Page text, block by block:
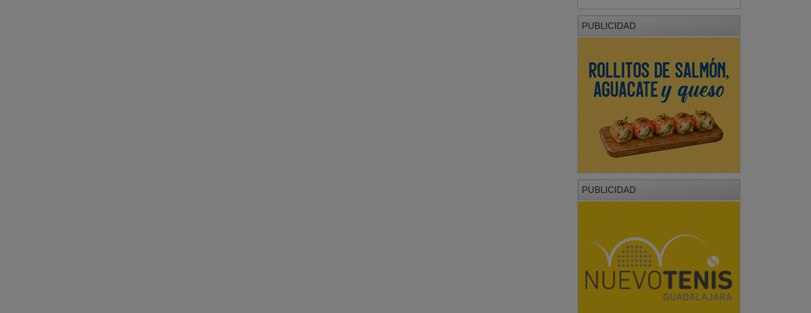
PUBLICIDAD
PUBLICIDAD